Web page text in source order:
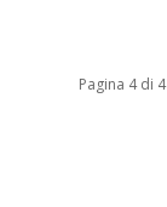
Pagina 4 di 4